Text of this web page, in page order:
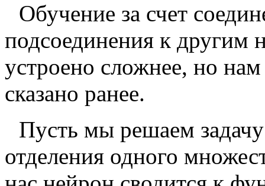
Обучение за счет
подсоединения к другим
устроено сложнее, но
сказано ранее.
Пусть мы решаем
отделения одного